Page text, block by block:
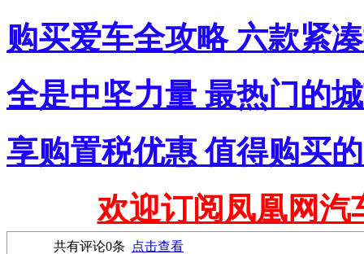
购买爱车全攻略 六款紧
全是中坚力量 最热门的
享购置税优惠 值得购买
欢迎订阅凤凰网汽
共有评论0条
点击查看